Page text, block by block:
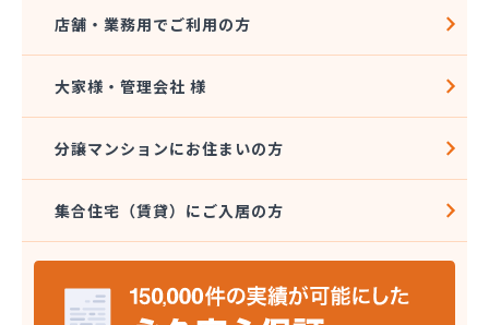
店舗・業務用でご利用の方
大家様・管理会社 様
分譲マンションにお住まいの方
集合住宅（賃貸）にご入居の方